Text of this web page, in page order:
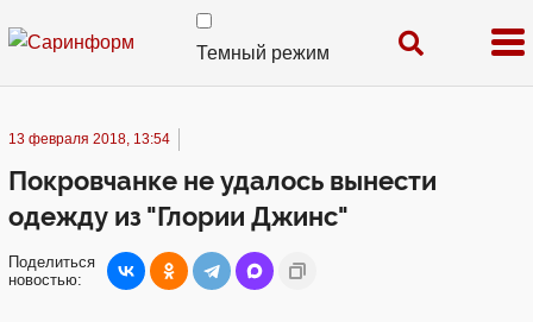
Темный режим
13 февраля 2018, 13:54
Покровчанке не удалось вынести
одежду из "Глории Джинс"
Поделиться
новостью: